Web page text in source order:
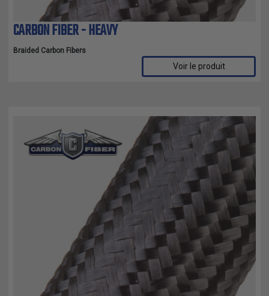
CARBON FIBER - HEAVY
Braided Carbon Fibers
Voir le produit